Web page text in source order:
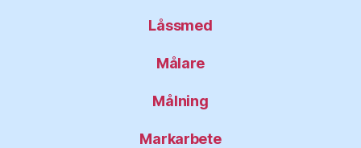
Låssmed
Målare
Målning
Markarbete